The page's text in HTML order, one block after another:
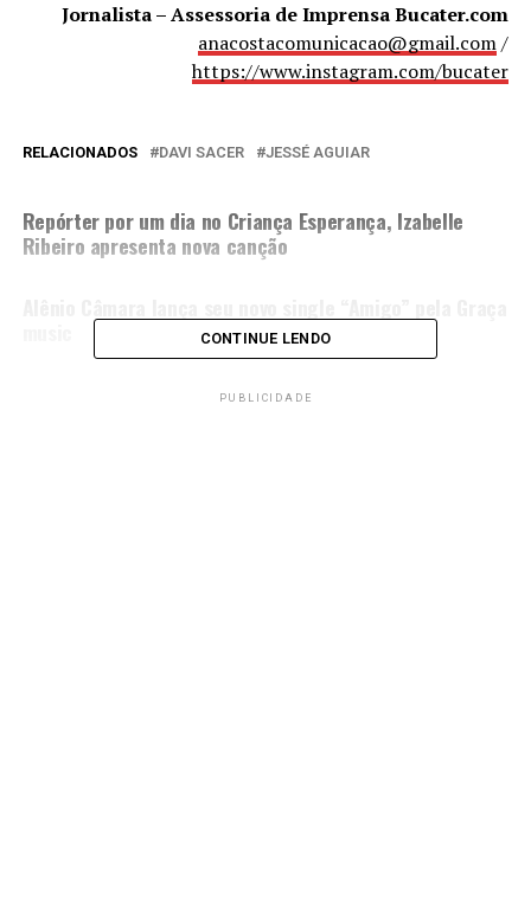
Jornalista – Assessoria de Imprensa Bucater.com
anacostacomunicacao@gmail.com/
https://www.instagram.com/bucater
RELACIONADOS DAVI SACER JESSÉ AGUIAR
Repórter por um dia no Criança Esperança, Izabelle
Ribeiro apresenta nova canção
CONTINUE LENDO
PUBLICIDADE